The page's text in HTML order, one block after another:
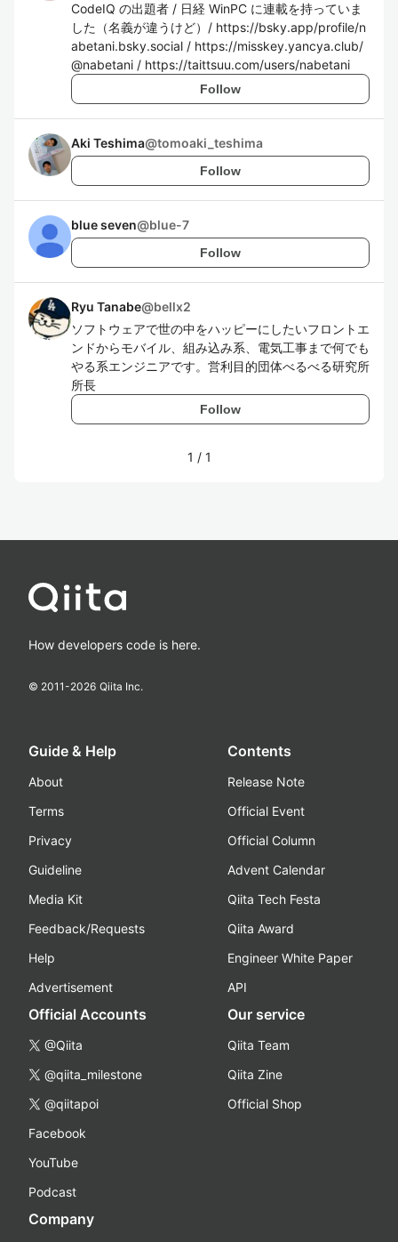
CodeIQ の出題者 / 日経 WinPC に連載を持っていま
した（名義が違うけど）/ https://bsky.app/profile/n
abetani.bsky.social / https://misskey.yancya.club/
@nabetani / https://taittsuu.com/users/nabetani
Follow
Aki Teshima@tomoaki_teshima
Follow
blue seven@blue-7
Follow
Ryu Tanabe@bellx2
ソフトウェアで世の中をハッピーにしたいフロントエ
ンドからモバイル、組み込み系、電気工事まで何でも
やる系エンジニアです。営利目的団体べるべる研究所
所長
Follow
1 / 1
How developers code is here.
© 2011-2026 Qiita Inc.
Guide & Help
About
Terms
Privacy
Guideline
Media Kit
Feedback/Requests
Help
Advertisement
Contents
Release Note
Official Event
Official Column
Advent Calendar
Qiita Tech Festa
Qiita Award
Engineer White Paper
API
Official Accounts
@Qiita
@qiita_milestone
@qiitapoi
Facebook
YouTube
Podcast
Our service
Qiita Team
Qiita Zine
Official Shop
Company